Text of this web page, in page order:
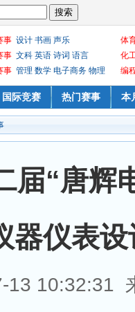
事 设计 书画 声乐
事 文科 英语 诗词 语言
事 管理 数学 电子商务 物理
体
化
编
国际竞赛 热门赛事 本
届“唐辉
器仪表
13 10:32:31